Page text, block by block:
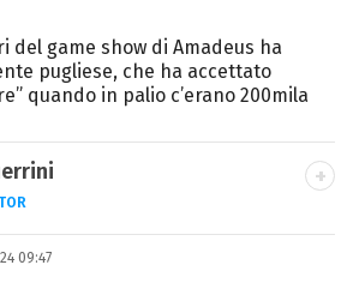
del game show di Amadeus ha
pugliese, che ha accettato
quando in palio c’erano 200mila
smania di viaggi e
09:47